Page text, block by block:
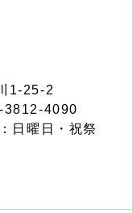
1-25-2
3812-4090
日曜日・祝祭